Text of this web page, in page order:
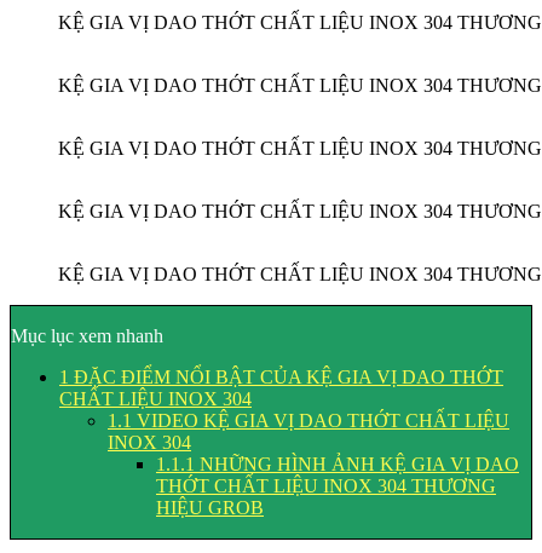
KỆ GIA VỊ DAO THỚT CHẤT LIỆU INOX 304
KỆ GIA VỊ DAO THỚT CHẤT LIỆU INOX 304
KỆ GIA VỊ DAO THỚT CHẤT LIỆU INOX 304
KỆ GIA VỊ DAO THỚT CHẤT LIỆU INOX 304
KỆ GIA VỊ DAO THỚT CHẤT LIỆU INOX 304
Mục lục xem nhanh
1 ĐẶC ĐIỂM NỔI BẬT CỦA KỆ GIA VỊ DAO THỚT
CHẤT LIỆU INOX 304
1.1 VIDEO KỆ GIA VỊ DAO THỚT CHẤT LIỆU
INOX 304
1.1.1 NHỮNG HÌNH ẢNH KỆ GIA VỊ DAO
THỚT CHẤT LIỆU INOX 304 THƯƠNG
HIỆU GROB